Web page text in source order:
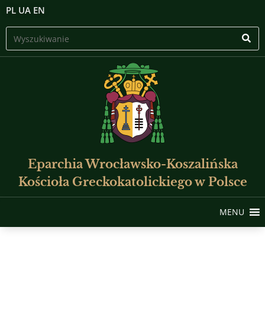
PL UA EN
Eparchia Wrocławsko-Koszalińska
Kościoła Greckokatolickiego w Polsce
MENU